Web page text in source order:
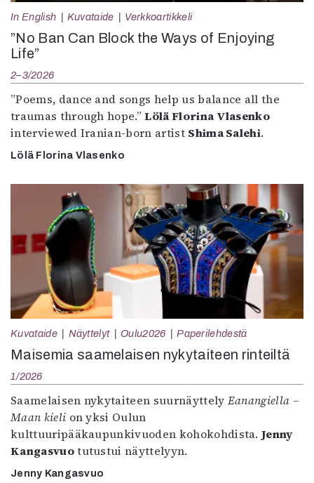
In English Kuvataide Verkkoartikkeli
”No Ban Can Block the Ways of Enjoying
Life”
2–3/2026
”Poems, dance and songs help us balance all the
traumas through hope.”Lölä Florina Vlasenko
interviewed Iranian-born artist Shima Salehi.
Lölä Florina Vlasenko
Kuvataide Näyttelyt Oulu2026 Paperilehdestä
Maisemia saamelaisen nykytaiteen rinteiltä
1/2026
Saamelaisen nykytaiteen suurnäyttely Eanangiella –
Maan kieli on yksi Oulun
kulttuuripääkaupunkivuoden kohokohdista.Jenny
Kangasvuotutustui näyttelyyn.
Jenny Kangasvuo